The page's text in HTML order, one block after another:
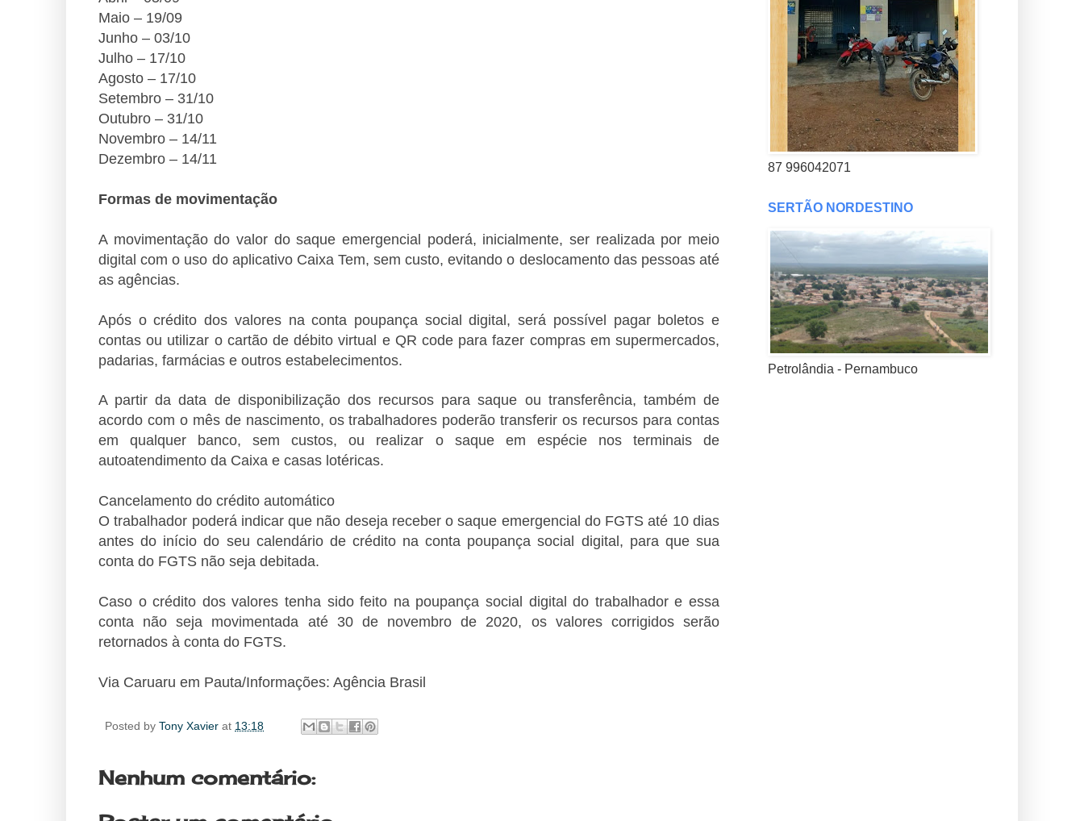
Maio – 19/09
Junho – 03/10
Julho – 17/10
Agosto – 17/10
Setembro – 31/10
Outubro – 31/10
Novembro – 14/11
Dezembro – 14/11
Formas de movimentação
A movimentação do valor do saque emergencial poderá, inicialmente, ser realizada por meio
digital com o uso do aplicativo Caixa Tem, sem custo, evitando o deslocamento das pessoas até
as agências.
Após o crédito dos valores na conta poupança social digital, será possível pagar boletos e
contas ou utilizar o cartão de débito virtual e QR code para fazer compras em supermercados,
padarias, farmácias e outros estabelecimentos.
A partir da data de disponibilização dos recursos para saque ou transferência, também de
acordo com o mês de nascimento, os trabalhadores poderão transferir os recursos para contas
em qualquer banco, sem custos, ou realizar o saque em espécie nos terminais de
autoatendimento da Caixa e casas lotéricas.
Cancelamento do crédito automático
O trabalhador poderá indicar que não deseja receber o saque emergencial do FGTS até 10 dias
antes do início do seu calendário de crédito na conta poupança social digital, para que sua
conta do FGTS não seja debitada.
Caso o crédito dos valores tenha sido feito na poupança social digital do trabalhador e essa
conta não seja movimentada até 30 de novembro de 2020, os valores corrigidos serão
retornados à conta do FGTS.
Via Caruaru em Pauta/Informações: Agência Brasil
Posted by Tony Xavier at 13:18
Nenhum comentário:
87 996042071
SERTÃO NORDESTINO
Petrolândia - Pernambuco